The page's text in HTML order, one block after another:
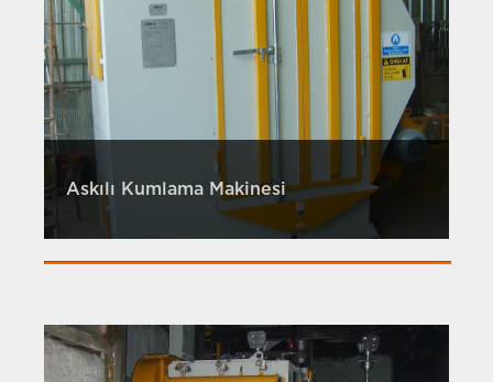
Askılı Kumlama Makinesi